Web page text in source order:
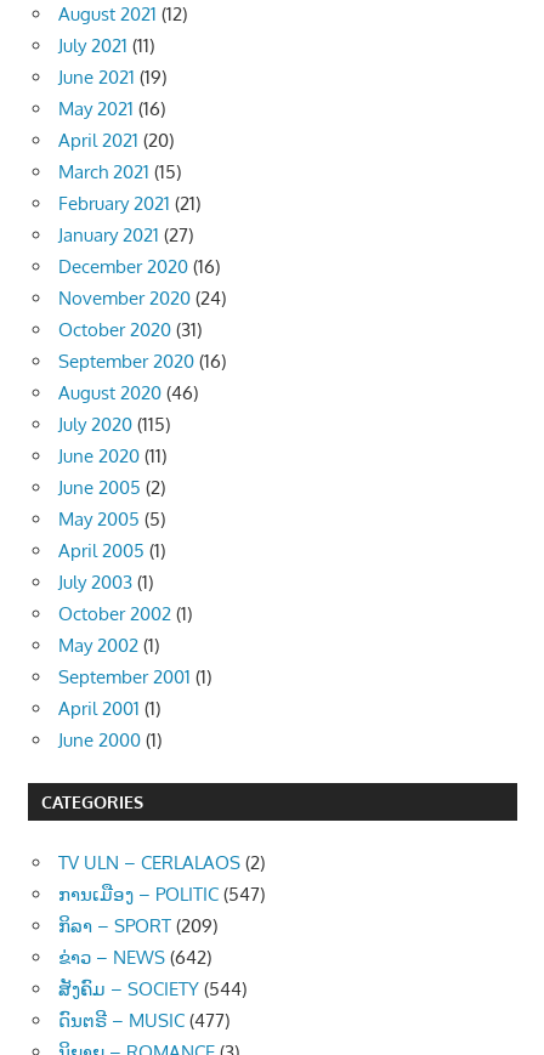
August 2021 (12)
July 2021 (11)
June 2021 (19)
May 2021 (16)
April 2021 (20)
March 2021 (15)
February 2021 (21)
January 2021 (27)
December 2020 (16)
November 2020 (24)
October 2020 (31)
September 2020 (16)
August 2020 (46)
July 2020 (115)
June 2020 (11)
June 2005 (2)
May 2005 (5)
April 2005 (1)
July 2003 (1)
October 2002 (1)
May 2002 (1)
September 2001 (1)
April 2001 (1)
June 2000 (1)
CATEGORIES
TV ULN – CERLALAOS (2)
ການເມືອງ – POLITIC (547)
ກິລາ – SPORT (209)
ຂ່າວ – NEWS (642)
ສັງຄົມ – SOCIETY (544)
ດົນຕຣີ – MUSIC (477)